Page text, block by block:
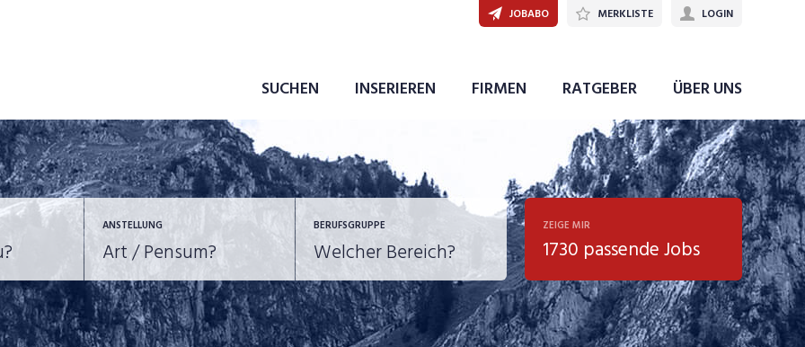
SUCHEN INSERIEREN FIRMEN RATGEBER ÜBER UNS
JOBABO MERKLISTE LOGIN
ANSTELLUNG
10-100%Pensum
POSITION
BERUFSGRUPPE
Handwerk, Elektro Bildung, Kunst, Design, Soziale
Berufe, Sport
ZEIGE MIR
1730 passende Jobs
JETZT BEWERBEN